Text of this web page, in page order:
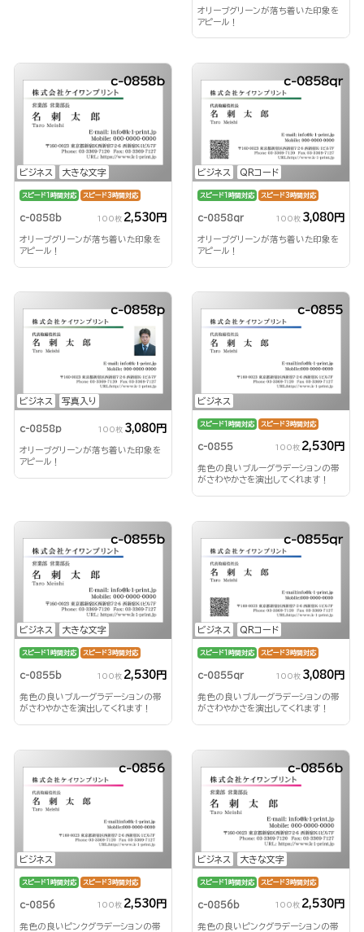
オリーブグリーンが落ち着いた印象を
アピール！
ビジネス 大きな文字
c-0858b
スピード1時間対応 スピード3時間対応
c-0858b 100枚 2,530円
オリーブグリーンが落ち着いた印象を
アピール！
ビジネス QRコード
c-0858qr
スピード1時間対応 スピード3時間対応
c-0858qr 100枚 3,080円
オリーブグリーンが落ち着いた印象を
アピール！
ビジネス 写真入り
c-0858p
c-0858p 100枚 3,080円
オリーブグリーンが落ち着いた印象を
アピール！
ビジネス
c-0855
スピード1時間対応 スピード3時間対応
c-0855 100枚 2,530円
発色の良いブルーグラデーションの帯
がさわやかさを演出してくれます！
ビジネス 大きな文字
c-0855b
スピード1時間対応 スピード3時間対応
c-0855b 100枚 2,530円
発色の良いブルーグラデーションの帯
がさわやかさを演出してくれます！
ビジネス QRコード
c-0855qr
スピード1時間対応 スピード3時間対応
c-0855qr 100枚 3,080円
発色の良いブルーグラデーションの帯
がさわやかさを演出してくれます！
ビジネス
c-0856
スピード1時間対応 スピード3時間対応
c-0856 100枚 2,530円
発色の良いピンクグラデーションの帯
ビジネス 大きな文字
c-0856b
スピード1時間対応 スピード3時間対応
c-0856b 100枚 2,530円
発色の良いピンクグラデーションの帯